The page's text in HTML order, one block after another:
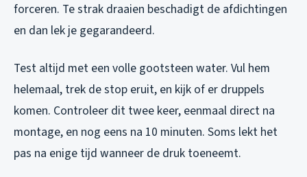
forceren. Te strak draaien beschadigt de afdichtingen
en dan lek je gegarandeerd.
Test altijd met een volle gootsteen water. Vul hem
helemaal, trek de stop eruit, en kijk of er druppels
komen. Controleer dit twee keer, eenmaal direct na
montage, en nog eens na 10 minuten. Soms lekt het
pas na enige tijd wanneer de druk toeneemt.